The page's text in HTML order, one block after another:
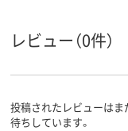
レビュー（0件）
投稿されたレビューは
待ちしています。